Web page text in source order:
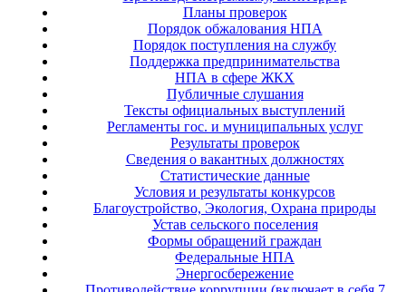
Планы проверок
Порядок обжалования НПА
Порядок поступления на службу
Поддержка предпринимательства
НПА в сфере ЖКХ
Публичные слушания
Тексты официальных выступлений
Регламенты гос. и муниципальных услуг
Результаты проверок
Сведения о вакантных должностях
Статистические данные
Условия и результаты конкурсов
Благоустройство, Экология, Охрана природы
Устав сельского поселения
Формы обращений граждан
Федеральные НПА
Энергосбережение